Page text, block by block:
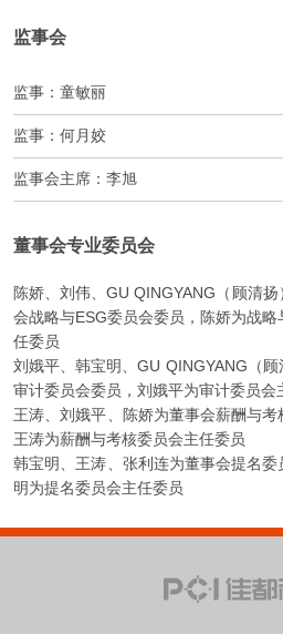
监事会
监事：童敏丽
监事：何月姣
监事会主席：李旭
董事会专业委员会
陈娇、刘伟、GU QINGYANG（顾清
会战略与ESG委员会委员，陈娇为战略
任委员
刘娥平、韩宝明、GU QINGYANG（
审计委员会委员，刘娥平为审计委员会
王涛、刘娥平、陈娇为董事会薪酬与考
王涛为薪酬与考核委员会主任委员
韩宝明、王涛、张利连为董事会提名委
明为提名委员会主任委员